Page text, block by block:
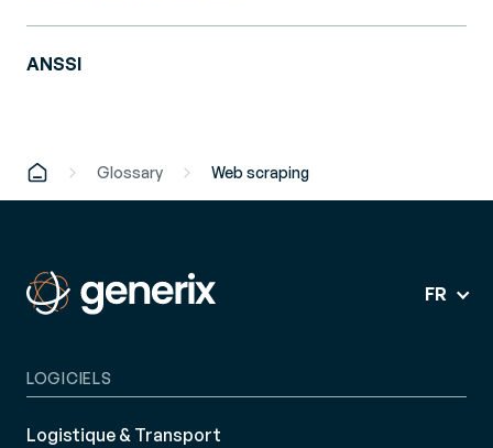
ANSSI
Glossary Web scraping
FR
LOGICIELS
Logistique & Transport